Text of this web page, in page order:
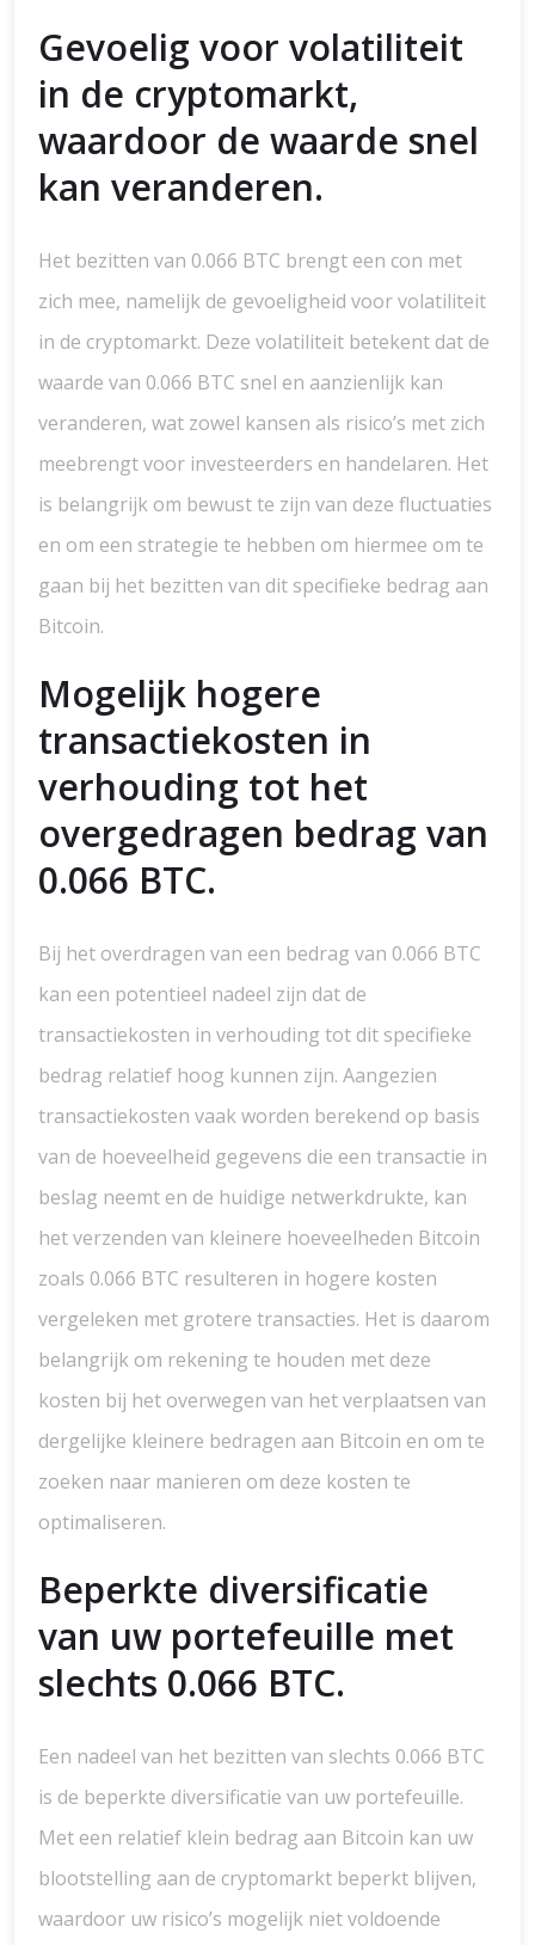
Gevoelig voor volatiliteit
in de cryptomarkt,
waardoor de waarde snel
kan veranderen.
Het bezitten van 0.066 BTC brengt een con met
zich mee, namelijk de gevoeligheid voor volatiliteit
in de cryptomarkt. Deze volatiliteit betekent dat de
waarde van 0.066 BTC snel en aanzienlijk kan
veranderen, wat zowel kansen als risico’s met zich
meebrengt voor investeerders en handelaren. Het
is belangrijk om bewust te zijn van deze fluctuaties
en om een strategie te hebben om hiermee om te
gaan bij het bezitten van dit specifieke bedrag aan
Bitcoin.
Mogelijk hogere
transactiekosten in
verhouding tot het
overgedragen bedrag van
0.066 BTC.
Bij het overdragen van een bedrag van 0.066 BTC
kan een potentieel nadeel zijn dat de
transactiekosten in verhouding tot dit specifieke
bedrag relatief hoog kunnen zijn. Aangezien
transactiekosten vaak worden berekend op basis
van de hoeveelheid gegevens die een transactie in
beslag neemt en de huidige netwerkdrukte, kan
het verzenden van kleinere hoeveelheden Bitcoin
zoals 0.066 BTC resulteren in hogere kosten
vergeleken met grotere transacties. Het is daarom
belangrijk om rekening te houden met deze
kosten bij het overwegen van het verplaatsen van
dergelijke kleinere bedragen aan Bitcoin en om te
zoeken naar manieren om deze kosten te
optimaliseren.
Beperkte diversificatie
van uw portefeuille met
slechts 0.066 BTC.
Een nadeel van het bezitten van slechts 0.066 BTC
is de beperkte diversificatie van uw portefeuille.
Met een relatief klein bedrag aan Bitcoin kan uw
blootstelling aan de cryptomarkt beperkt blijven,
waardoor uw risico’s mogelijk niet voldoende